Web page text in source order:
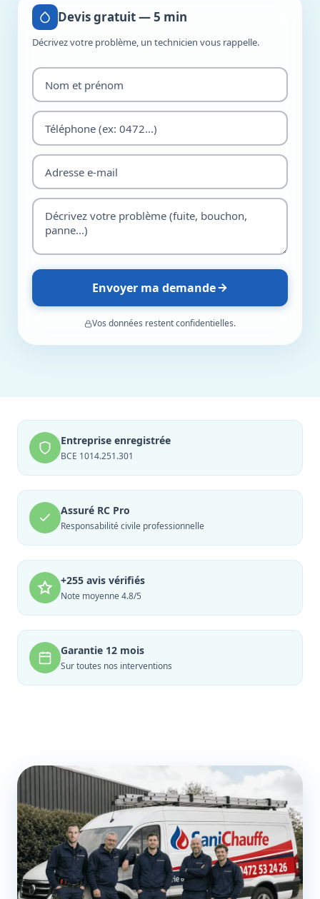
Devis gratuit — 5 min
Décrivez votre problème, un technicien vous rappelle.
Envoyer ma demande
Vos données restent confidentielles.
Entreprise enregistrée
BCE 1014.251.301
Assuré RC Pro
Responsabilité civile professionnelle
+255 avis vérifiés
Note moyenne 4.8/5
Garantie 12 mois
Sur toutes nos interventions